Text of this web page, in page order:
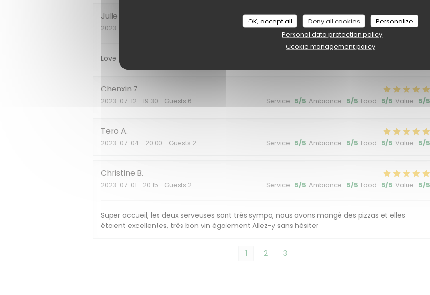
OK, accept all Deny all cookies
Personalize
Personal data protection policy
Cookie management policy
Julie
2023-07-20 Service:5 /5 Ambiance:5/5 Food:4/5 Value:
Love the pizza
Chenxin Z
2023-07-12 - 19:30 - Guests 6 Service : 5/5 Ambiance : 5/5 Food : 5/5 Value : 5/5
Tero A
2023-07-04 - 20:00 - Guests 2 Service : 5/5 Ambiance : 5/5 Food : 5/5 Value : 5/5
Christine B
2023-07-01 - 20:15 - Guests 2 Service : 5/5 Ambiance : 5/5 Food : 5/5 Value : 5/5
Super accueil, les deux serveuses sont très sympa, nous avons mangé des pizzas et elles
étaient excellentes, très bon vin également Allez-y sans hésiter
1 2 3